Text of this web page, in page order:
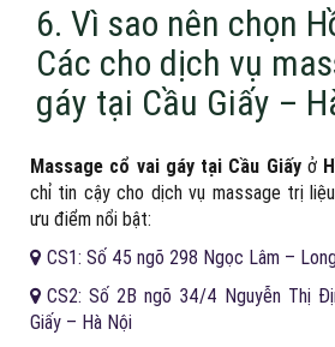
6. Vì sao nên chọn
Các cho dịch vụ
gáy tại Cầu Giấy –
Massage cổ vai gáy tại Cầu Giấyở
chỉ tin cậy cho dịch vụ massage trị
ưu điểm nổi bật:
CS1: Số 45 ngõ 298 Ngọc Lâm –
CS2: Số 2B ngõ 34/4 Nguyễn Thị
Giấy – Hà Nội